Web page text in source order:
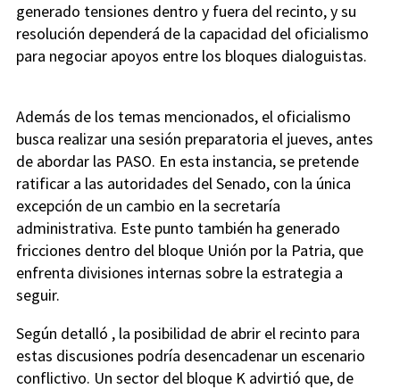
generado tensiones dentro y fuera del recinto, y su
resolución dependerá de la capacidad del oficialismo
para negociar apoyos entre los bloques dialoguistas.
Además de los temas mencionados, el oficialismo
busca realizar una sesión preparatoria el jueves, antes
de abordar las PASO. En esta instancia, se pretende
ratificar a las autoridades del Senado, con la única
excepción de un cambio en la secretaría
administrativa. Este punto también ha generado
fricciones dentro del bloque Unión por la Patria, que
enfrenta divisiones internas sobre la estrategia a
seguir.
Según detalló , la posibilidad de abrir el recinto para
estas discusiones podría desencadenar un escenario
conflictivo. Un sector del bloque K advirtió que, de